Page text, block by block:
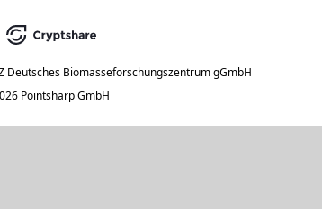
Deutsches Biomasseforschungszentrum gGmbH
Pointsharp GmbH